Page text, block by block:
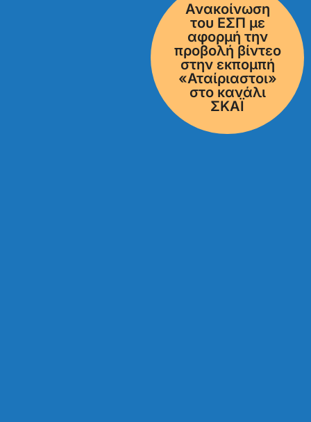
Ανακοίνωση
του ΕΣΠ με
αφορμή την
προβολή βίντεο
στην εκπομπή
«Αταίριαστοι»
στο κανάλι
ΣΚΑΪ